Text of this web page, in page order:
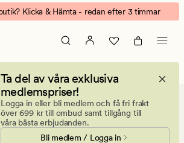
Klicka & Hämta - redan efter 3 timmar
Ta del av våra exklusiva
medlemspriser!
Logga in eller bli medlem och få fri frakt
över 699 kr till ombud samt tillgång till
våra bästa erbjudanden.
Bli medlem / Logga in
Satin örngott